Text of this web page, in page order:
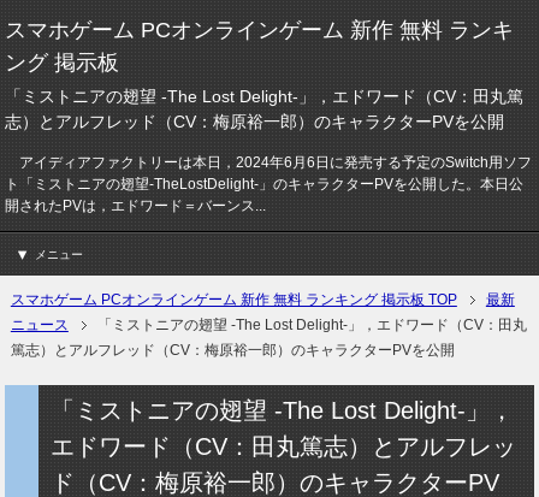
スマホゲーム PCオンラインゲーム 新作 無料 ランキ
ング 掲示板
「ミストニアの翅望 -The Lost Delight-」，エドワード（CV：田丸篤
志）とアルフレッド（CV：梅原裕一郎）のキャラクターPVを公開
アイディアファクトリーは本日，2024年6月6日に発売する予定のSwitch用ソフ
ト「ミストニアの翅望-TheLostDelight-」のキャラクターPVを公開した。本日公
開されたPVは，エドワード＝バーンス...
メニュー
スマホゲーム PCオンラインゲーム 新作 無料 ランキング 掲示板 TOP
最新
ニュース
「ミストニアの翅望 -The Lost Delight-」，エドワード（CV：田丸
篤志）とアルフレッド（CV：梅原裕一郎）のキャラクターPVを公開
「ミストニアの翅望 -The Lost Delight-」，
エドワード（CV：田丸篤志）とアルフレッ
ド（CV：梅原裕一郎）のキャラクターPV